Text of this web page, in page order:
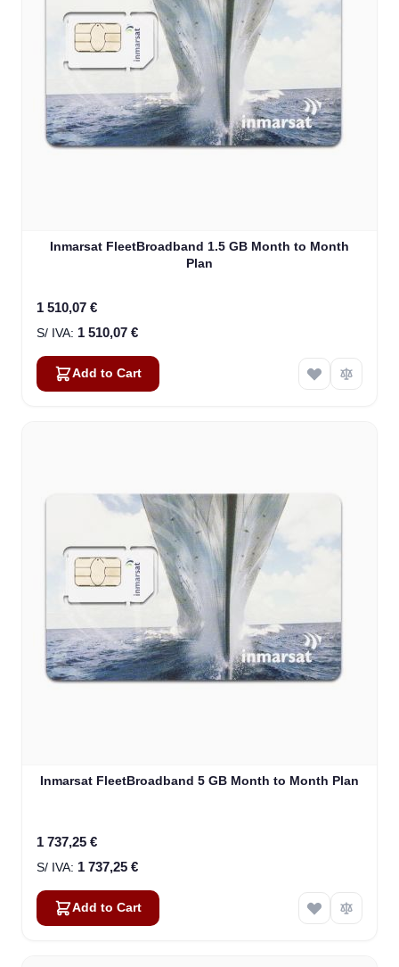
Inmarsat FleetBroadband 1.5 GB Month to Month
Plan
1 510,07 €
1 510,07 €
Add to Cart
Inmarsat FleetBroadband 5 GB Month to Month Plan
1 737,25 €
1 737,25 €
Add to Cart